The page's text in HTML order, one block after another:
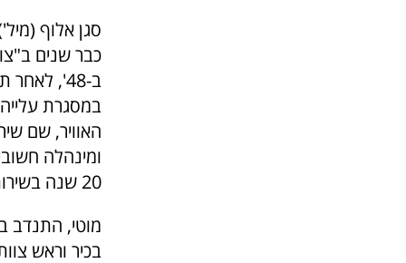
סגן אלוף
כבר שנים
ב-48',
20 שנה בשירות המדינה
מוטי, התנדב